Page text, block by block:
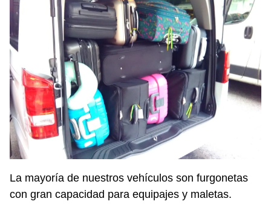
La mayoría de nuestros vehículos son furgonetas
con gran capacidad para equipajes y maletas.